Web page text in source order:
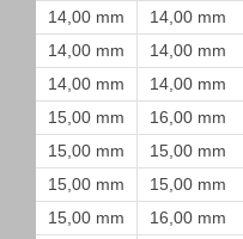
14,00 mm
14,00 mm
14,00 mm
14,00 mm
14,00 mm
14,00 mm
15,00 mm
16,00 mm
15,00 mm
15,00 mm
15,00 mm
15,00 mm
15,00 mm
16,00 mm